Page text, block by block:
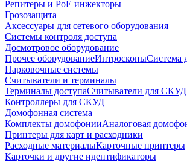
Репитеры и PoE инжекторы
Грозозащита
Аксессуары для сетевого оборудования
Системы контроля доступа
Досмотровое оборудование
Прочее оборудованиеИнтроскопыСистема
Парковочные системы
Считыватели и терминалы
Терминалы доступаСчитыватели для СКУД
Контроллеры для СКУД
Домофонная система
Комплекты домофонииАналоговая
Принтеры для карт и расходники
Расходные материалыКарточные принтеры
Карточки и другие идентификаторы